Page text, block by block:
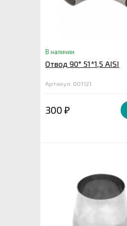
В наличии
Отвод 90° 51*1,5 AISI
Артикул: 001121
300 ₽